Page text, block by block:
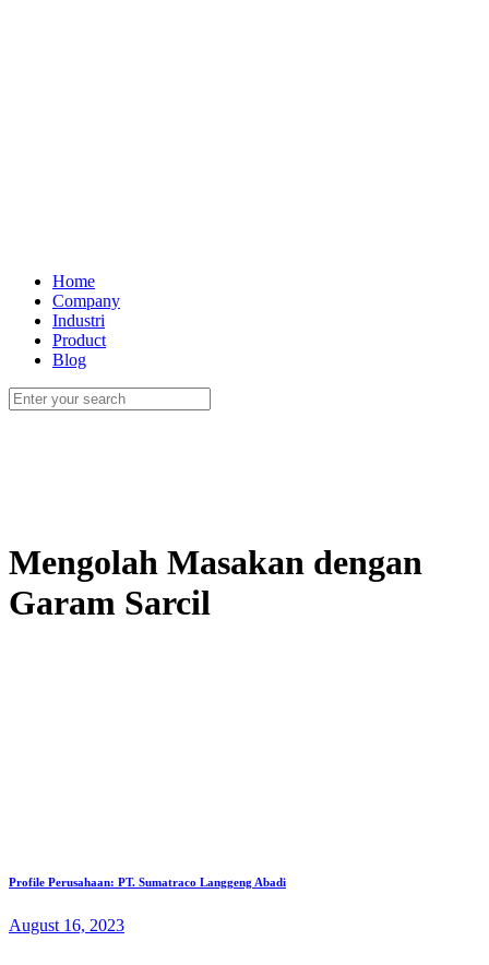
Home
Company
Industri
Product
Blog
Mengolah Masakan dengan
Garam Sarcil
Profile Perusahaan: PT. Sumatraco Langgeng Abadi
August 16, 2023